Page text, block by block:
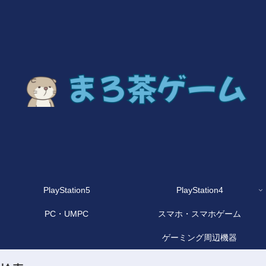
PlayStation5 PlayStation4
PC・UMPC スマホ・スマホゲーム
ゲーミング周辺機器